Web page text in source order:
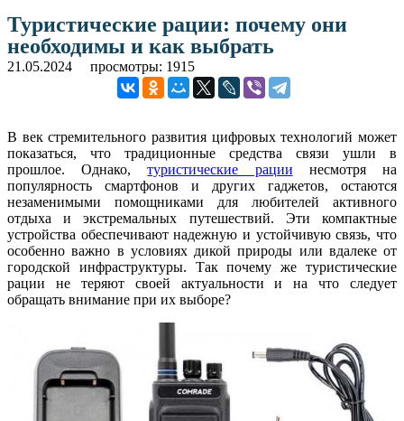
Туристические рации: почему они
необходимы и как выбрать
21.05.2024 просмотры: 1915
В век стремительного развития цифровых технологий может
показаться, что традиционные средства связи ушли в
прошлое. Однако,туристические рации несмотря на
популярность смартфонов и других гаджетов, остаются
незаменимыми помощниками для любителей активного
отдыха и экстремальных путешествий. Эти компактные
устройства обеспечивают надежную и устойчивую связь, что
особенно важно в условиях дикой природы или вдалеке от
городской инфраструктуры. Так почему же туристические
рации не теряют своей актуальности и на что следует
обращать внимание при их выборе?